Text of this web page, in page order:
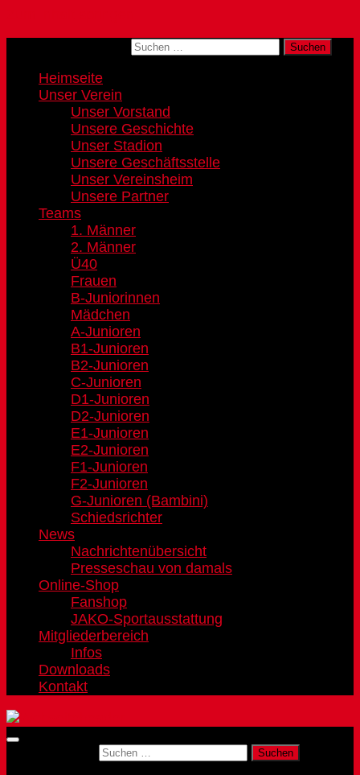
Heimseite
Unser Verein
Unser Vorstand
Unsere Geschichte
Unser Stadion
Unsere Geschäftsstelle
Unser Vereinsheim
Unsere Partner
Teams
1. Männer
2. Männer
Ü40
Frauen
B-Juniorinnen
Mädchen
A-Junioren
B1-Junioren
B2-Junioren
C-Junioren
D1-Junioren
D2-Junioren
E1-Junioren
E2-Junioren
F1-Junioren
F2-Junioren
G-Junioren (Bambini)
Schiedsrichter
News
Nachrichtenübersicht
Presseschau von damals
Online-Shop
Fanshop
JAKO-Sportausstattung
Mitgliederbereich
Infos
Downloads
Kontakt